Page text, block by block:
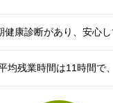
康診断があり、安心
均残業時間は11時間で